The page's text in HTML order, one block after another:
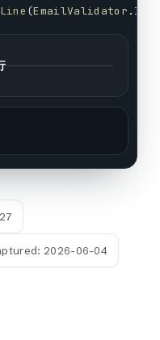
(EmailValidator .
27
2026-06-04